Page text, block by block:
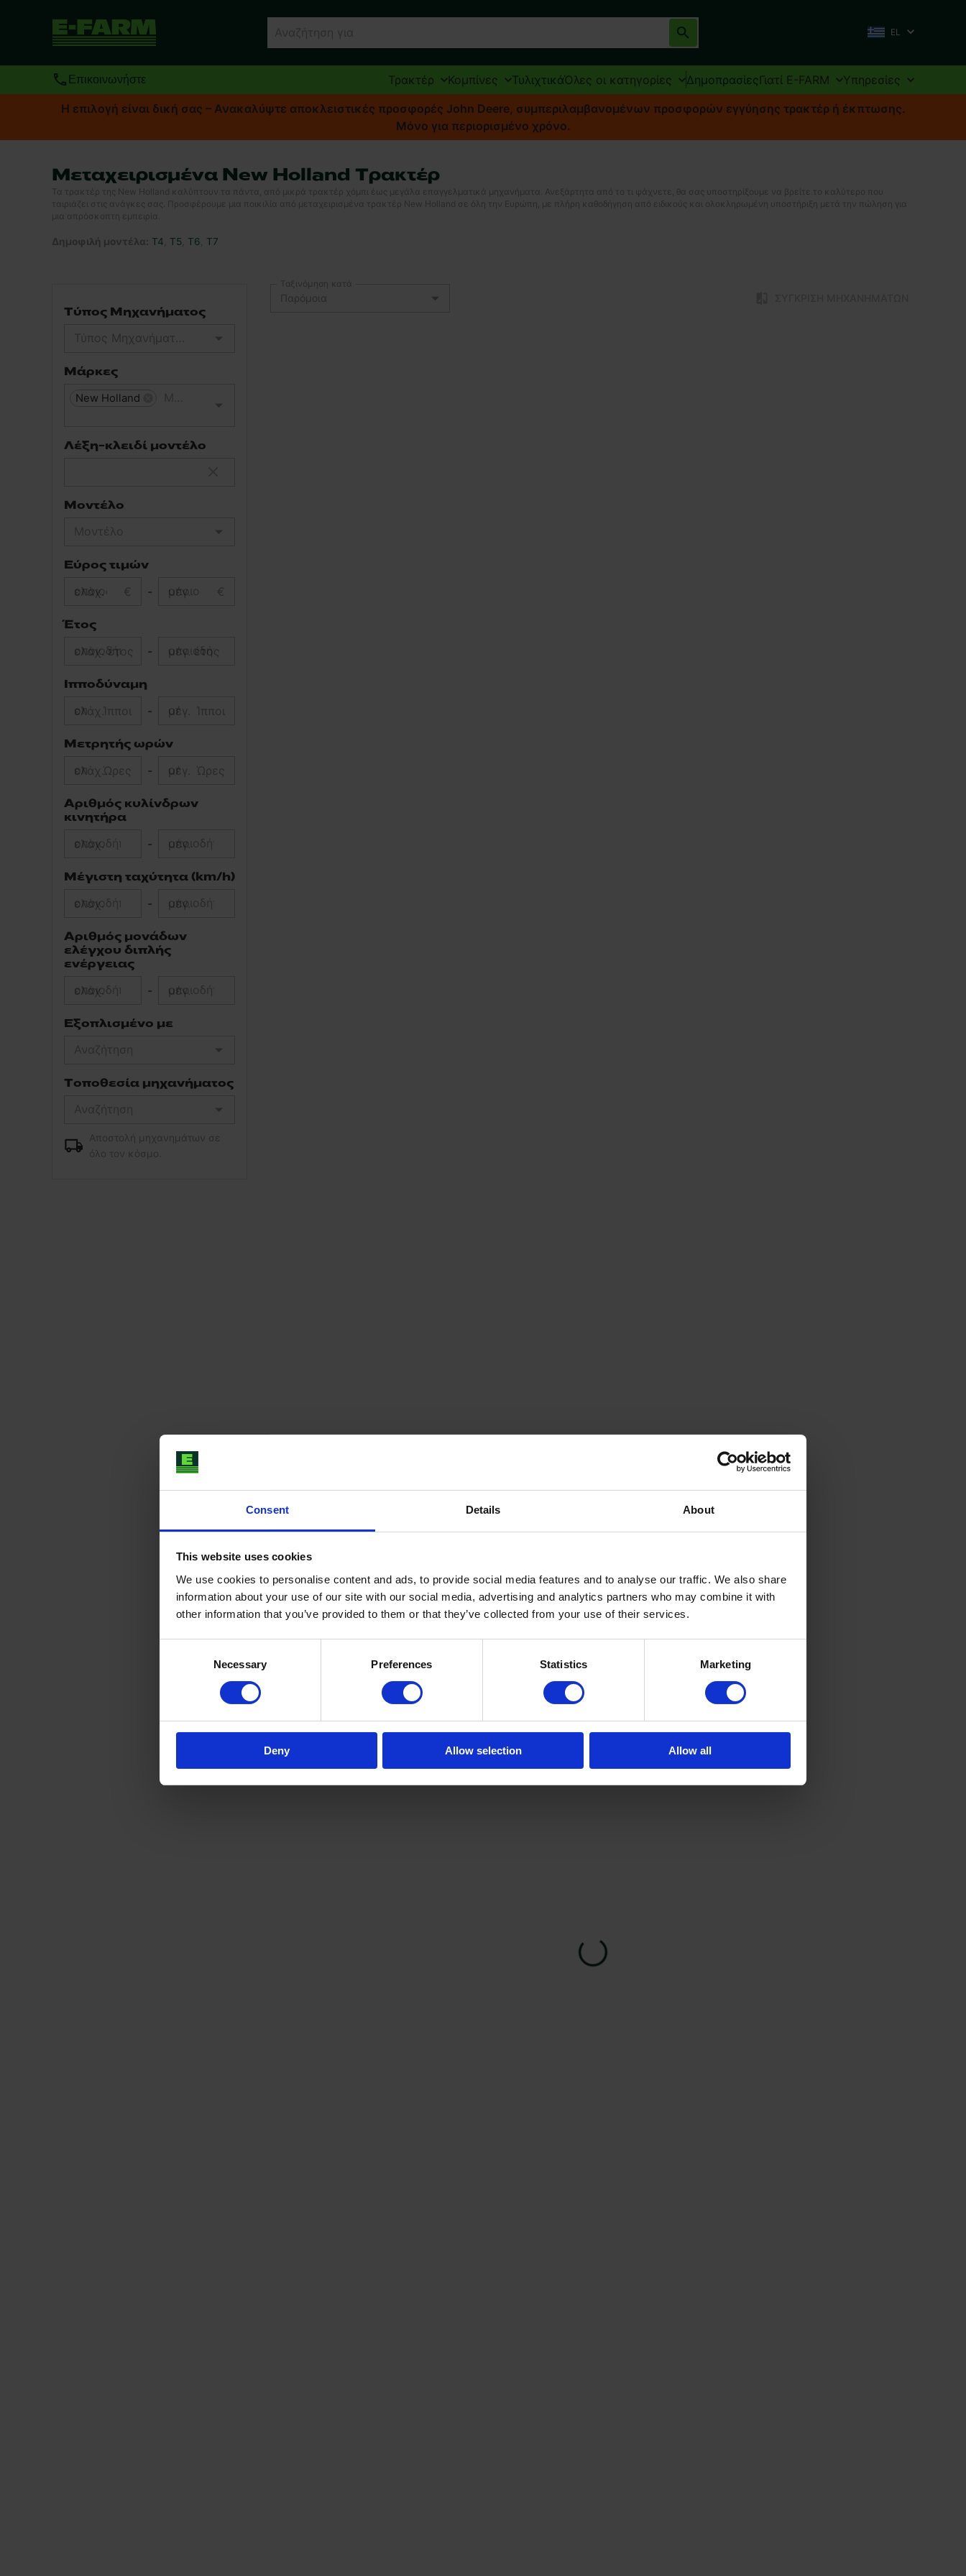
Consent Details About
This website uses cookies
We use cookies to personalise content and ads, to provide social media features and to analyse our traffic. We also share
information about your use of our site with our social media, advertising and analytics partners who may combine it with
other information that you’ve provided to them or that they’ve collected from your use of their services.
Necessary Preferences Statistics Marketing
Deny Allow selection Allow all
EL
Επικοινωνήστε Τρακτέρ Κομπίνες ΤυλιχτικάΌλες οι κατηγορίες ΔημοπρασίεςΓιατί E-FARM
Υπηρεσίες
Η επιλογή είναι δική σας – Ανακαλύψτε αποκλειστικές προσφορές John Deere, συμπεριλαμβανομένων προσφορών εγγύησης τρακτέρ ή έκπτωσης.
Μόνο για περιορισμένο χρόνο.
Μεταχειρισμένα New Holland Τρακτέρ
Τα τρακτέρ της New Holland καλύπτουν τα πάντα, από μικρά τρακτέρ χόμπι έως μεγάλα επαγγελματικά μηχανήματα. Ανεξάρτητα από το τι ψάχνετε, θα σας υποστηρίξουμε να βρείτε το καλύτερο που
ταιριάζει στις ανάγκες σας. Προσφέρουμε μια ποικιλία από μεταχειρισμένα τρακτέρ New Holland σε όλη την Ευρώπη, με πλήρη καθοδήγηση από ειδικούς και ολοκληρωμένη υποστήριξη μετά την πώληση για
μια απρόσκοπτη εμπειρία.
Δημοφιλή μοντέλα T4 T5 T6 T7
Τύπος Μηχανήματος
Μάρκες
New Holland
Λέξη-κλειδί μοντέλο
Μοντέλο
Εύρος τιμών
ελάχ. € - μέγ. €
Έτος
ελάχ. έτος - μέγ. έτος
Ιπποδύναμη
ελάχ. Ίπποι - μέγ. Ίπποι
Μετρητής ωρών
ελάχ.Ώρες - μέγ. Ώρες
Αριθμός κυλίνδρων
κινητήρα
ελάχ. - μέγ.
Μέγιστη ταχύτητα (km/h)
ελάχ. - μέγ.
Αριθμός μονάδων
ελέγχου διπλής
ενέργειας
ελάχ. - μέγ.
Εξοπλισμένο με
Τοποθεσία μηχανήματος
Αποστολή μηχανημάτων σε
όλο τον κόσμο.
Ταξινόμηση κατά
Παρόμοια